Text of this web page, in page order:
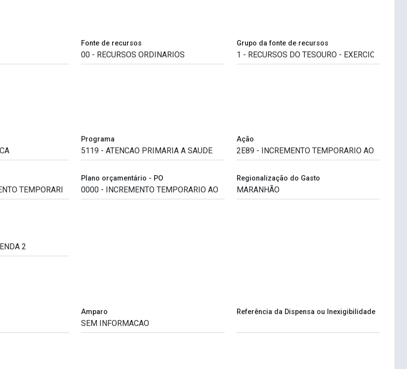
Fonte de recursos Grupo da fonte de recursos
Programa Ação
Plano orçamentário - PO Regionalização do Gasto
Amparo Referência da Dispensa ou Inexigibilidade